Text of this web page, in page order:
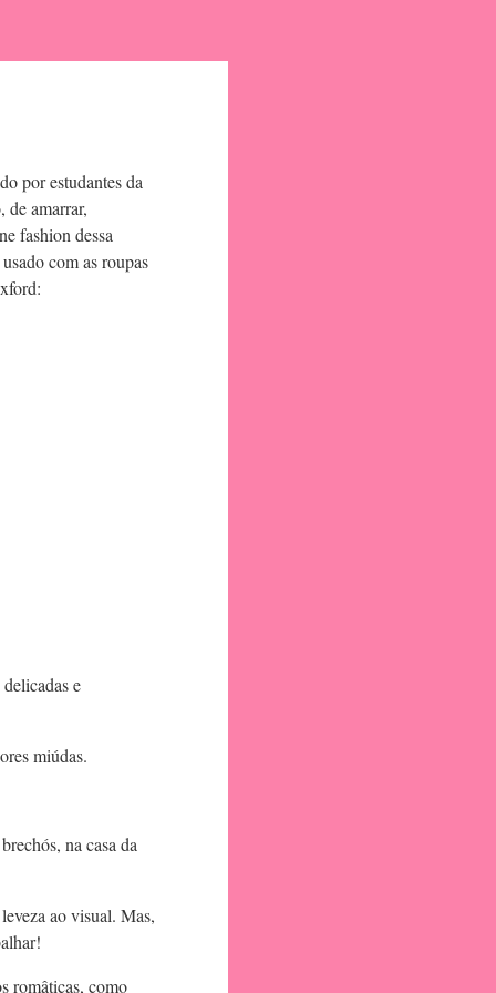
por estudantes da
amarrar,
fashion dessa
com as roupas
e
miúdas.
na casa da
ao visual. Mas,
româticas, como